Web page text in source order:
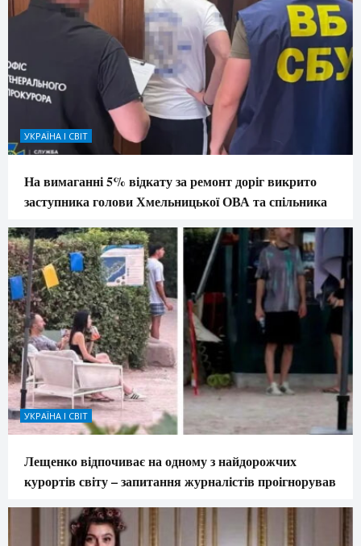
УКРАЇНА І СВІТ
На вимаганні 5% відкату за ремонт доріг викрито
заступника голови Хмельницької ОВА та спільника
УКРАЇНА І СВІТ
Лещенко відпочиває на одному з найдорожчих
курортів світу – запитання журналістів проігнорував